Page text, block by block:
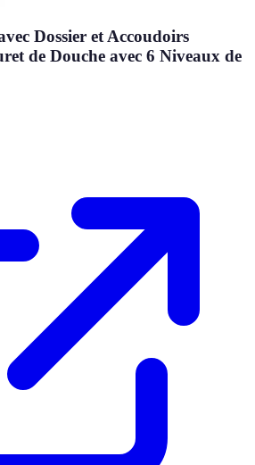
Dossier et Accoudoirs
de Douche avec 6 Niveaux de